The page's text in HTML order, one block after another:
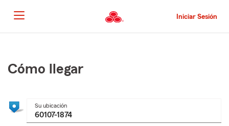
al
contenido
principal
Iniciar Sesión
principal
Cómo llegar
Su ubicación